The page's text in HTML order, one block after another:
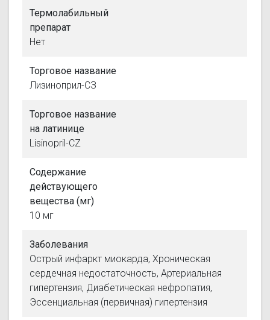
Термолабильный
препарат
Нет
Торговое название
Лизиноприл-СЗ
Торговое название
на латинице
Lisinopril-CZ
Содержание
действующего
вещества (мг)
10 мг
Заболевания
Острый инфаркт миокарда, Хроническая
сердечная недостаточность, Артериальная
гипертензия, Диабетическая нефропатия,
Эссенциальная (первичная) гипертензия